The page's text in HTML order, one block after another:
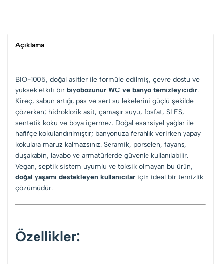
Açıklama
BIO-1005, doğal asitler ile formüle edilmiş, çevre dostu ve
yüksek etkili bir biyobozunur WC ve banyo temizleyicidir.
Kireç, sabun artığı, pas ve sert su lekelerini güçlü şekilde
çözerken; hidroklorik asit, çamaşır suyu, fosfat, SLES,
sentetik koku ve boya içermez. Doğal esansiyel yağlar ile
hafifçe kokulandırılmıştır; banyonuza ferahlık verirken yapay
kokulara maruz kalmazsınız. Seramik, porselen, fayans,
duşakabin, lavabo ve armatürlerde güvenle kullanılabilir.
Vegan, septik sistem uyumlu ve toksik olmayan bu ürün,
doğal yaşamı destekleyen kullanıcılar için ideal bir temizlik
çözümüdür.
Özellikler: